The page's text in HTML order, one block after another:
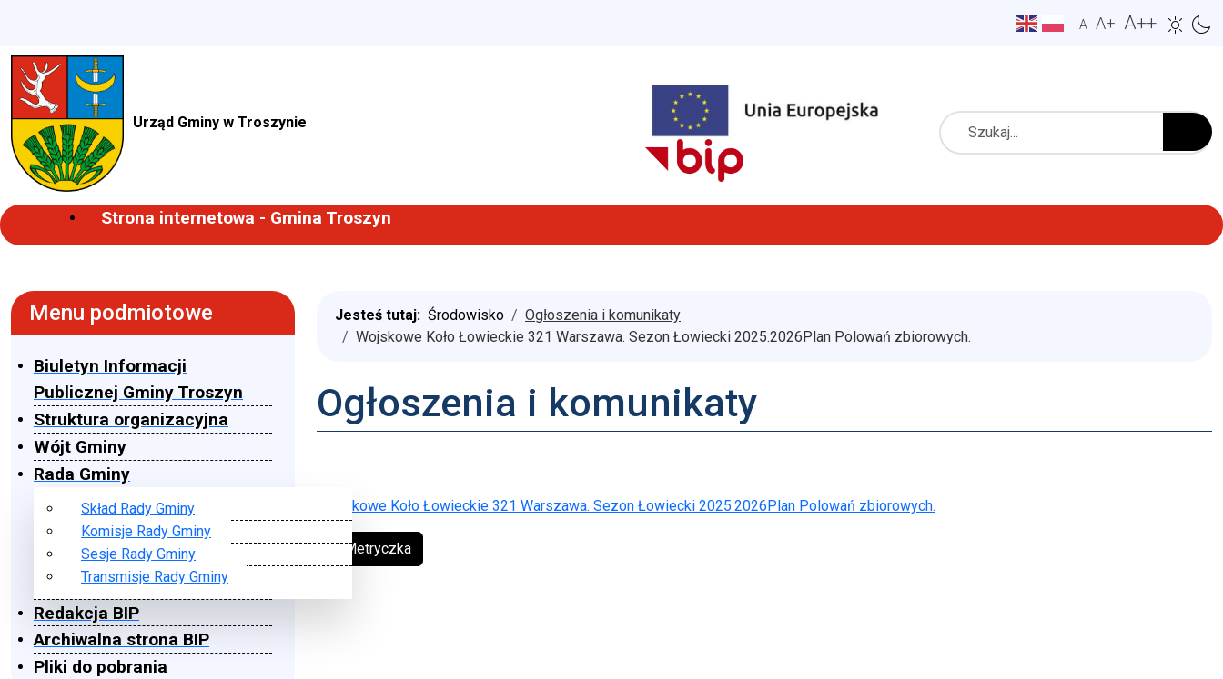
A A+ A++
Urząd Gminy w Troszynie
Szukaj
Strona internetowa - Gmina Troszyn
Menu podmiotowe
Biuletyn Informacji
Publicznej Gminy Troszyn
Struktura organizacyjna
Wójt Gminy
Rada Gminy
Skład Rady Gminy
Komisje Rady Gminy
Sesje Rady Gminy
Transmisje Rady Gminy
Redakcja BIP
Archiwalna strona BIP
Pliki do pobrania
Jesteś tutaj: Środowisko
Ogłoszenia i komunikaty
Wojskowe Koło Łowieckie 321 Warszawa. Sezon Łowiecki 2025.2026Plan Polowań zbiorowych.
Ogłoszenia i komunikaty
Wojskowe Koło Łowieckie 321 Warszawa. Sezon Łowiecki 2025.2026Plan Polowań zbiorowych.
➔ Metryczka